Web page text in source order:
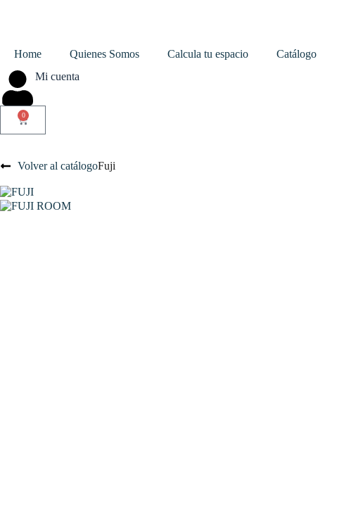
Home Quienes Somos Calcula tu espacio Catálogo
Mi cuenta
0
Volver al catálogoFuji